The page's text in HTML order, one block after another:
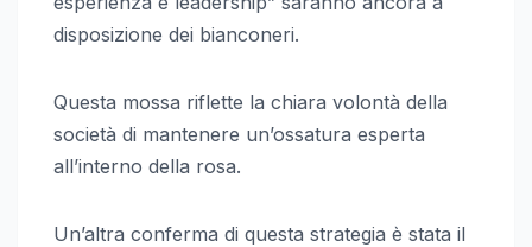
disposizione dei bianconeri.
Questa mossa riflette la chiara volontà della
società di mantenere un’ossatura esperta
all’interno della rosa.
Un’altra conferma di questa strategia è stata il